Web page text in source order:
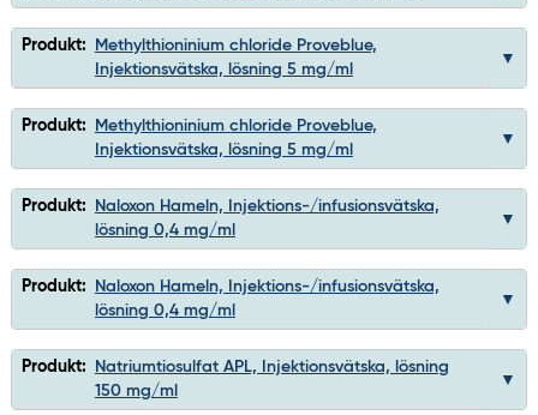
Produkt:
Methylthioninium chloride Proveblue,
Injektionsvätska, lösning 5 mg/ml
Produkt:
Methylthioninium chloride Proveblue,
Injektionsvätska, lösning 5 mg/ml
Produkt:
Naloxon Hameln, Injektions-/infusionsvätska,
lösning 0,4 mg/ml
Produkt:
Naloxon Hameln, Injektions-/infusionsvätska,
lösning 0,4 mg/ml
Produkt:
Natriumtiosulfat APL, Injektionsvätska, lösning
150 mg/ml